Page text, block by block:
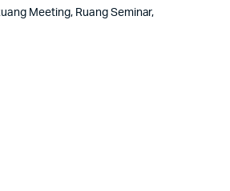
Meeting, Ruang Seminar,